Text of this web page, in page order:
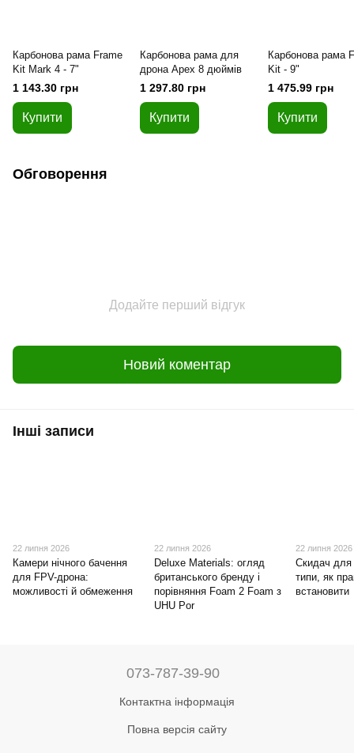
Карбонова рама Frame
Kit Mark 4 - 7"
1 143.30 грн
Купити
Карбонова рама для
дрона Apex 8 дюймів
1 297.80 грн
Купити
Карбонова рама
Kit - 9"
1 475.99 грн
Купити
Обговорення
Додайте перший відгук
Новий коментар
Інші записи
22 липня 2026
Камери нічного бачення
для FPV-дрона:
можливості й обмеження
22 липня 2026
Deluxe Materials: огляд
британського бренду і
порівняння Foam 2 Foam з
UHU Por
22 липня 2026
Скидач для
типи, як
встановити
073-787-39-90
Контактна інформація
Повна версія сайту